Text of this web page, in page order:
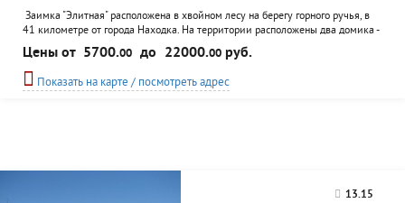
Заимка "Элитная" расположена в хвойном лесу на берегу горного ручья, в
41 километре от города Находка. На территории расположены два домика -
большой и малый. В большом доме на первом этаже - банкетный зал, DVD,
TV, караоке, в малом - зал с камином. Общая максимальная вместимость-
20 человек. Есть беседка с печью и мангалом. Свои гуси и кролики.
Цены от 5700.00 до 22000.00 руб.
Показать на карте / посмотреть адрес
13.15